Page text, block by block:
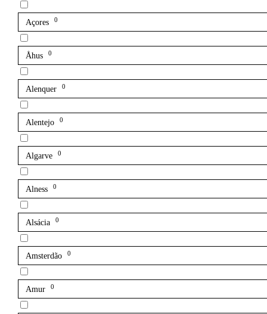
Açores 0
Åhus 0
Alenquer 0
Alentejo 0
Algarve 0
Alness 0
Alsácia 0
Amsterdão 0
Amur 0